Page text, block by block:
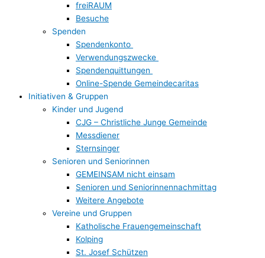
freiRAUM
Besuche
Spenden
Spendenkonto
Verwendungszwecke
Spendenquittungen
Online-Spende Gemeindecaritas
Initiativen & Gruppen
Kinder und Jugend
CJG – Christliche Junge Gemeinde
Messdiener
Sternsinger
Senioren und Seniorinnen
GEMEINSAM nicht einsam
Senioren und Seniorinnennachmittag
Weitere Angebote
Vereine und Gruppen
Katholische Frauengemeinschaft
Kolping
St. Josef Schützen